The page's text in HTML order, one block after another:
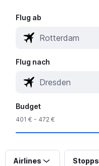
Flug ab
Flug nach
Budget
401 € - 472 €
Airlines Stopps